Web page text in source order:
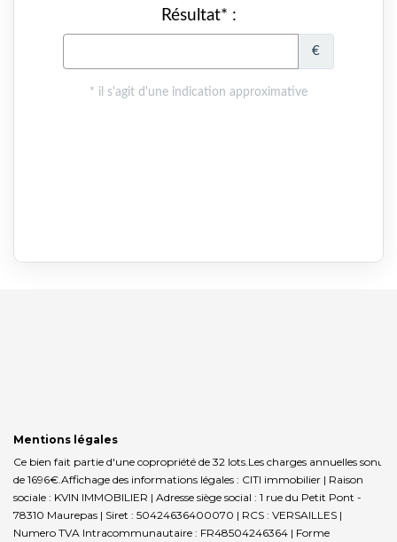
Mentions légales
Ce bien fait partie d'une copropriété de 32 lots.Les charges annuelles sont
de 1696€. Affichage des informations légales : CITI immobilier | Raison
sociale : KVIN IMMOBILIER | Adresse siège social : 1 rue du Petit Pont -
78310 Maurepas | Siret : 50424636400070 | RCS : VERSAILLES |
Numero TVA Intracommunautaire : FR48504246364 | Forme